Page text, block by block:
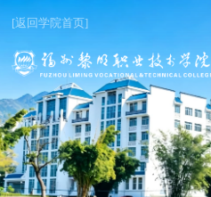
[返回学院首页]